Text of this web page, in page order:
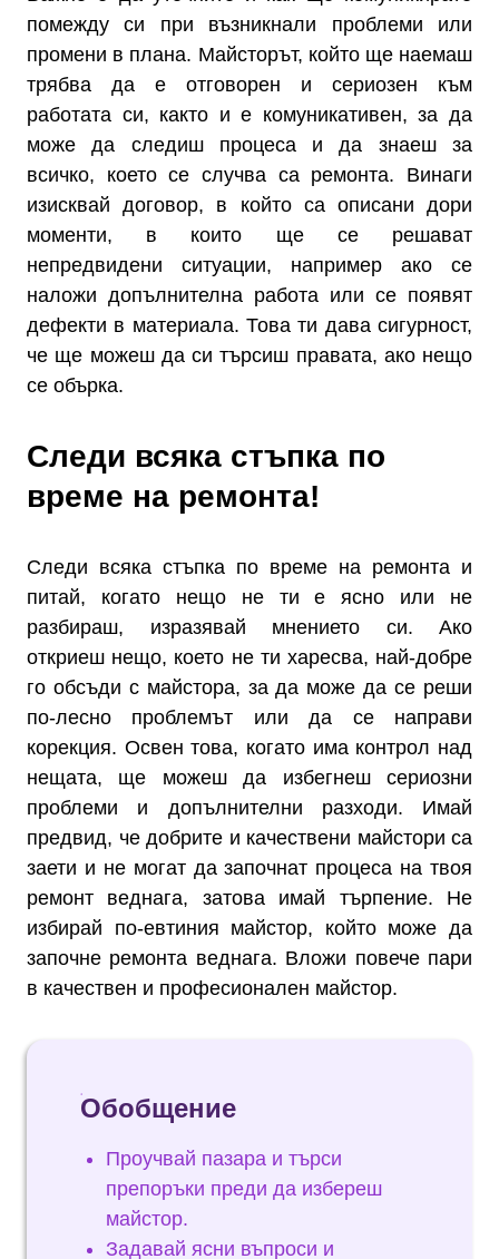
помежду си при възникнали проблеми или
промени в плана. Майсторът, който ще наемаш
трябва да е отговорен и сериозен към
работата си, както и е комуникативен, за да
може да следиш процеса и да знаеш за
всичко, което се случва са ремонта. Винаги
изисквай договор, в който са описани дори
моменти, в които ще се решават
непредвидени ситуации, например ако се
наложи допълнителна работа или се появят
дефекти в материала. Това ти дава сигурност,
че ще можеш да си търсиш правата, ако нещо
се обърка.
Следи всяка стъпка по
време на ремонта!
Следи всяка стъпка по време на ремонта и
питай, когато нещо не ти е ясно или не
разбираш, изразявай мнението си. Ако
откриеш нещо, което не ти харесва, най-добре
го обсъди с майстора, за да може да се реши
по-лесно проблемът или да се направи
корекция. Освен това, когато има контрол над
нещата, ще можеш да избегнеш сериозни
проблеми и допълнителни разходи. Имай
предвид, че добрите и качествени майстори са
заети и не могат да започнат процеса на твоя
ремонт веднага, затова имай търпение. Не
избирай по-евтиния майстор, който може да
започне ремонта веднага. Вложи повече пари
в качествен и професионален майстор.
Обобщение
Проучвай пазара и търси
препоръки преди да избереш
майстор.
Задавай ясни въпроси и